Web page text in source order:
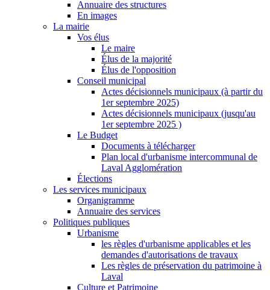
Annuaire des structures
En images
La mairie
Vos élus
Le maire
Élus de la majorité
Élus de l'opposition
Conseil municipal
Actes décisionnels municipaux (à partir du
1er septembre 2025)
Actes décisionnels municipaux (jusqu'au
1er septembre 2025 )
Le Budget
Documents à télécharger
Plan local d'urbanisme intercommunal de
Laval Agglomération
Élections
Les services municipaux
Organigramme
Annuaire des services
Politiques publiques
Urbanisme
les règles d'urbanisme applicables et les
demandes d'autorisations de travaux
Les règles de préservation du patrimoine à
Laval
Culture et Patrimoine